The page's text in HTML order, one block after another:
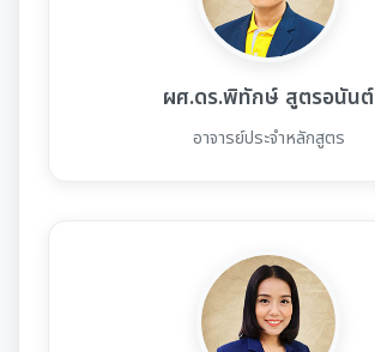
ผศ.ดร.พิทักษ์ สูตรอนันต์
อาจารย์ประจำหลักสูตร